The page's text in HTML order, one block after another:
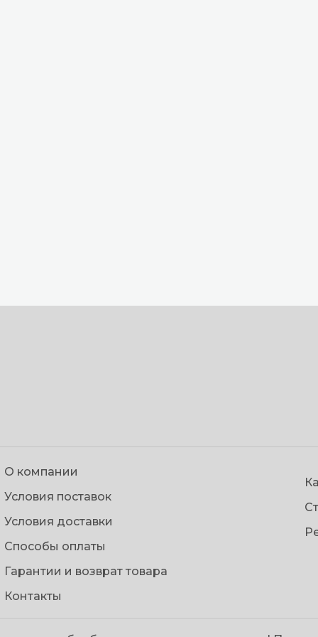
О компании
Условия поставок
Условия доставки
Способы оплаты
Гарантии и возврат товара
Контакты